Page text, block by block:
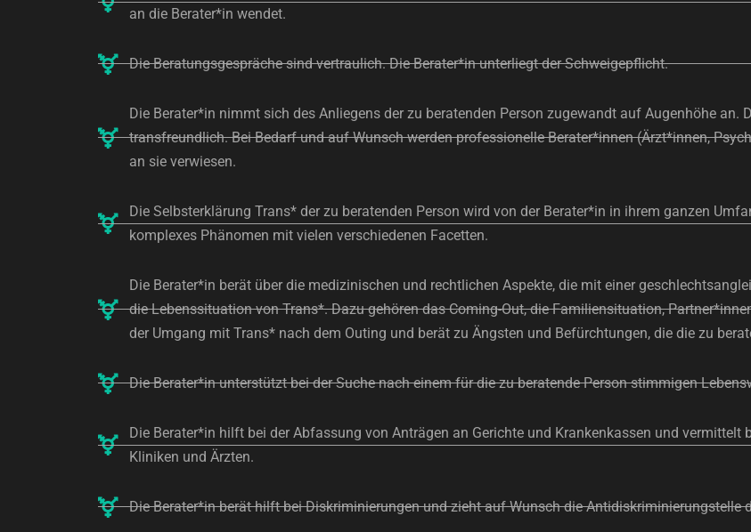
an die Berater*in wendet.
Die Beratungsgespräche sind vertraulich. Die Berater*in unterliegt der Schweigepflicht.
Die Berater*in nimmt sich des Anliegens der zu beratenden Person zugewandt auf Augenhöhe an.
transfreundlich. Bei Bedarf und auf Wunsch werden professionelle Berater*innen (Ärzt*innen,
an sie verwiesen.
Die Selbsterklärung Trans* der zu beratenden Person wird von der Berater*in in ihrem ganzen
komplexes Phänomen mit vielen verschiedenen Facetten.
Die Berater*in berät über die medizinischen und rechtlichen Aspekte, die mit einer
die Lebenssituation von Trans*. Dazu gehören das Coming-Out, die Familiensituation,
der Umgang mit Trans* nach dem Outing und berät zu Ängsten und Befürchtungen, die die zu
Die Berater*in unterstützt bei der Suche nach einem für die zu beratende Person stimmigen
Die Berater*in hilft bei der Abfassung von Anträgen an Gerichte und Krankenkassen und vermittelt
Kliniken und Ärzten.
Die Berater*in berät hilft bei Diskriminierungen und zieht auf Wunsch die Antidiskriminierungstelle